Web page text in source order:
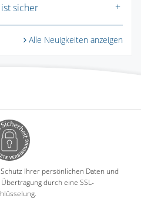
sicher
Alle Neuigkeiten anzeigen
Ihrer persönlichen Daten und
durch eine SSL-